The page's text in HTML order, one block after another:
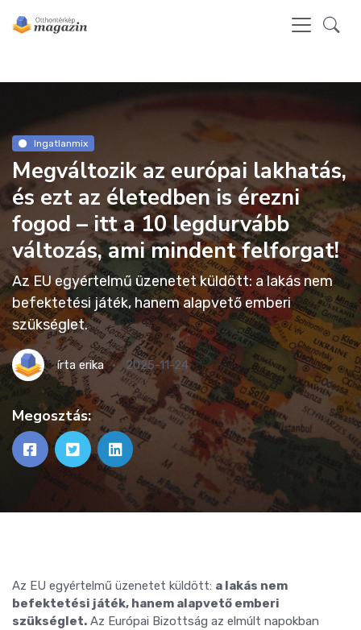
Ingatlanmix
Megváltozik az európai lakhatás,
és ezt az életedben is érezni
fogod – itt a 10 legdurvább
változás, ami mindent felforgat!
Az EU egyértelmű üzenetet küldött: a lakás nem
befektetési játék, hanem alapvető emberi
szükséglet.
írta erika 2025-11-24
Megosztás:
Az EU egyértelmű üzenetet küldött: a lakás nem
befektetési játék, hanem alapvető emberi
szükséglet. Az Európai Bizottság az elmúlt napokban